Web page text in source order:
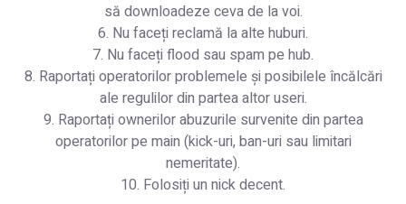
să downloadeze ceva de la voi.
6. Nu faceți reclamă la alte huburi.
7. Nu faceți flood sau spam pe hub.
8. Raportați operatorilor problemele și posibilele încălcări
ale regulilor din partea altor useri.
9. Raportați ownerilor abuzurile survenite din partea
operatorilor pe main (kick-uri, ban-uri sau limitari
nemeritate).
10. Folosiți un nick decent.